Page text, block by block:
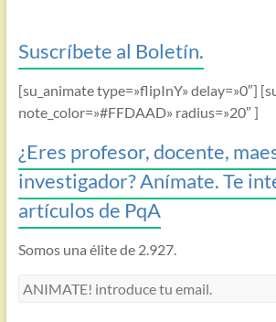
Suscríbete al Boletín.
[su_animate type=»flipInY» delay=»0″]
note_color=»#FFDAAD» radius=»20″ ]
¿Eres profesor, docente,
investigador? Anímate. Te
artículos de PqA
Somos una élite de 2.927.
ANIMATE!